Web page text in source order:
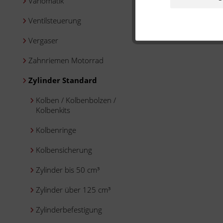
Ventilsteuerung
Vergaser
Zahnriemen Motorrad
Zylinder Standard
Kolben / Kolbenbolzen /
Kolbenkits
Kolbenringe
Kolbensicherung
Zylinder bis 50 cm³
Zylinder über 125 cm³
Zylinderbefestigung